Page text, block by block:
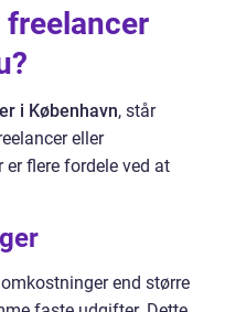
i København, står
eller
er flere fordele ved at
end større